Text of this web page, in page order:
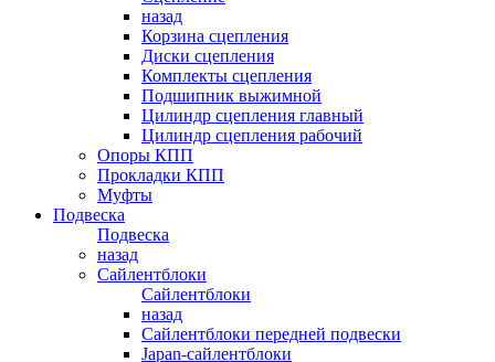
назад
Корзина сцепления
Диски сцепления
Комплекты сцепления
Подшипник выжимной
Цилиндр сцепления главный
Цилиндр сцепления рабочий
Опоры КПП
Прокладки КПП
Муфты
Подвеска
Подвеска
назад
Сайлентблоки
Сайлентблоки
назад
Сайлентблоки передней подвески
Japan-сайлентблоки